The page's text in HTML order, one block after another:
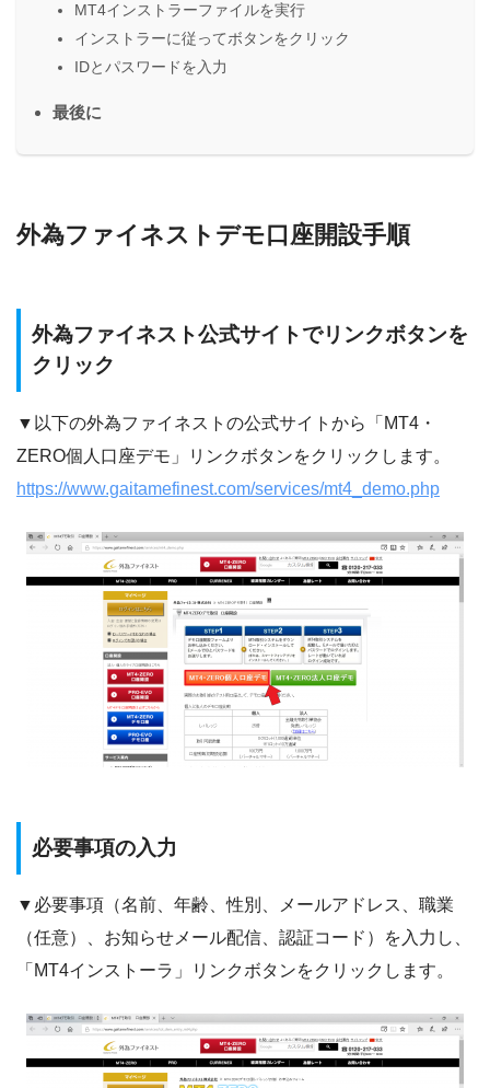
MT4インストラーファイルを実行
インストラーに従ってボタンをクリック
IDとパスワードを入力
最後に
外為ファイネストデモ口座開設手順
外為ファイネスト公式サイトでリンクボタンを
クリック
▼以下の外為ファイネストの公式サイトから「MT4・
ZERO個人口座デモ」リンクボタンをクリックします。
https://www.gaitamefinest.com/services/mt4_demo.php
必要事項の入力
▼必要事項（名前、年齢、性別、メールアドレス、職業
（任意）、お知らせメール配信、認証コード）を入力し、
「MT4インストーラ」リンクボタンをクリックします。